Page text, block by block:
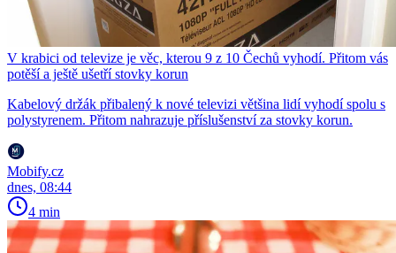
V krabici od televize je věc, kterou 9 z 10 Čechů vyhodí. Přitom vás
potěší a ještě ušetří stovky korun
Kabelový držák přibalený k nové televizi většina lidí vyhodí spolu s
polystyrenem. Přitom nahrazuje příslušenství za stovky korun.
Mobify.cz
dnes, 08:44
4 min